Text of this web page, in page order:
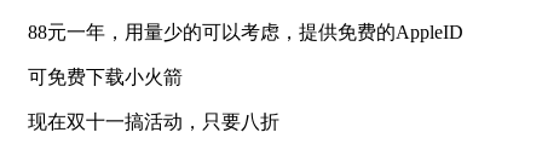
88元一年，用量少的可以考虑，提供免费的AppleID
可免费下载小火箭
现在双十一搞活动，只要八折